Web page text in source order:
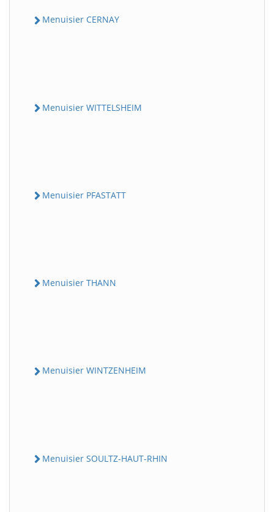
Menuisier CERNAY
Menuisier WITTELSHEIM
Menuisier PFASTATT
Menuisier THANN
Menuisier WINTZENHEIM
Menuisier SOULTZ-HAUT-RHIN